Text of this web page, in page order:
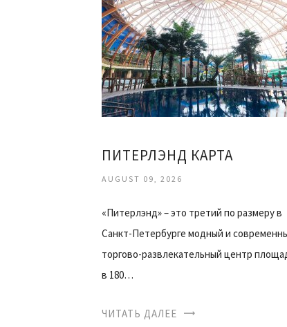
ПИТЕРЛЭНД КАРТА
AUGUST 09, 2026
«Питерлэнд» – это третий по размеру в
Санкт-Петербурге модный и
торгово-развлекательный центр
в 180…
ЧИТАТЬ ДАЛЕЕ